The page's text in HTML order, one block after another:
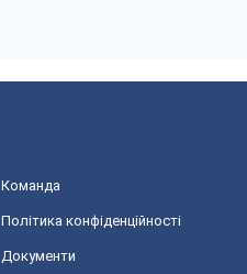
Команда
Політика конфіденційності
Документи